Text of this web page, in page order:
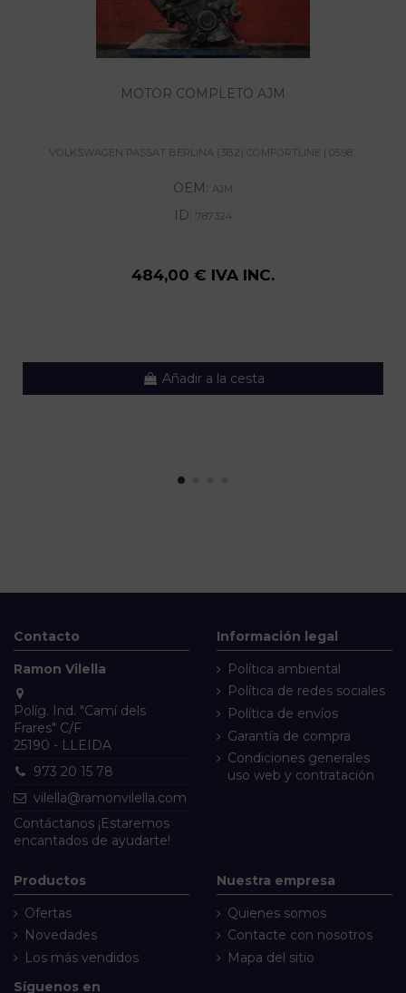
MOTOR COMPLETO AJM
VOLKSWAGEN PASSAT BERLINA (3B2) COMFORTLINE | 05.98...
OEM: AJM
ID: 787324
484,00 € IVA INC.
Añadir a la cesta
Contacto
Ramon Vilella
Políg. Ind. "Camí dels
Frares" C/F
25190 - LLEIDA
973 20 15 78
vilella@ramonvilella.com
Contáctanos ¡Estaremos
encantados de ayudarte!
Información legal
Política ambiental
Política de redes sociales
Política de envíos
Garantía de compra
Condiciones generales
uso web y contratación
Productos
Ofertas
Novedades
Los más vendidos
Nuestra empresa
Quienes somos
Contacte con nosotros
Mapa del sitio
Síguenos en